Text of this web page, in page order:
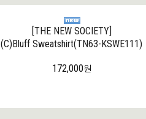
[THE NEW SOCIETY]
(C)Bluff Sweatshirt(TN63-KSWE111)
172,000원